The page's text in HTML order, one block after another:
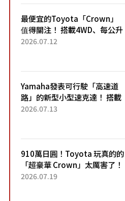
最便宜的Toyota「Crown」
值得關注！ 搭載4WD、每公升
22.4公里低油耗表現超亮眼！
2026.07.12
Yamaha發表可行駛「高速道
路」的新型小型速克達！ 搭載
能享受超強勁「渦輪感」的動
2026.07.13
910萬日圓！Toyota 玩真的的
「超豪華 Crown」太厲害了！
採用由「匠人技藝」打造的
2026.07.19